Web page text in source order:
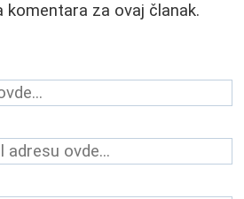
komentara za ovaj članak.